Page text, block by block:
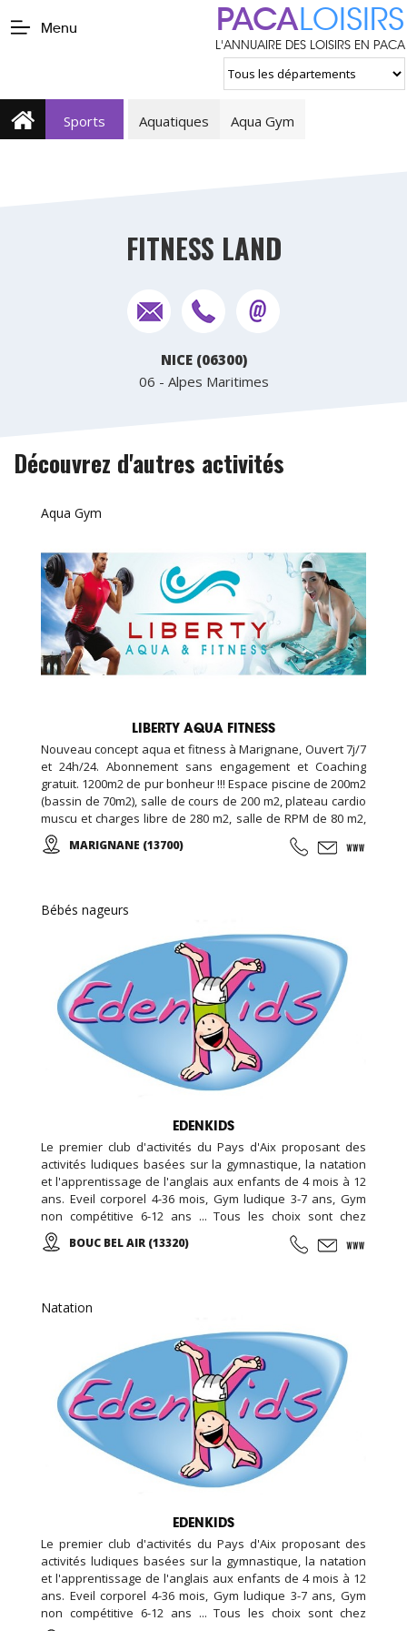
Menu PACALOISIRS
L'ANNUAIRE DES LOISIRS EN PACA
Sports Aquatiques Aqua Gym
FITNESS LAND
NICE (06300)
06 - Alpes Maritimes
Découvrez d'autres activités
Aqua Gym
LIBERTY AQUA FITNESS
Nouveau concept aqua et fitness à Marignane, Ouvert 7j/7
et 24h/24. Abonnement sans engagement et Coaching
gratuit. 1200m2 de pur bonheur !!! Espace piscine de 200m2
(bassin de 70m2), salle de cours de 200 m2, plateau cardio
muscu et charges libre de 280 m2, salle de RPM de 80 m2,
salle de cross training de 120m2, espace garderie enfant
de 100m2, espace bar et détente avec billard et babyfoot
individuelle de 100m2, ...
MARIGNANE (13700)
Bébés nageurs
EDENKIDS
Le premier club d'activités du Pays d'Aix proposant des
activités ludiques basées sur la gymnastique, la natation
et l'apprentissage de l'anglais aux enfants de 4 mois à 12
ans. Eveil corporel 4-36 mois, Gym ludique 3-7 ans, Gym
non compétitive 6-12 ans ... Tous les choix sont chez
EDENKIDS !
BOUC BEL AIR (13320)
Natation
EDENKIDS
Le premier club d'activités du Pays d'Aix proposant des
activités ludiques basées sur la gymnastique, la natation
et l'apprentissage de l'anglais aux enfants de 4 mois à 12
ans. Eveil corporel 4-36 mois, Gym ludique 3-7 ans, Gym
non compétitive 6-12 ans ... Tous les choix sont chez